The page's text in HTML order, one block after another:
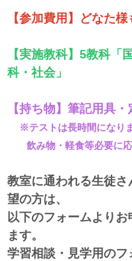
【参加費用】どなた様
【実施教科】5教科「
科・社会」
【持ち物】筆記用具
※テストは長時間になり
飲み物・軽食等必要に応
教室に通われる生徒
望の方は、
以下のフォームより
ます。
学習相談・見学用のフ